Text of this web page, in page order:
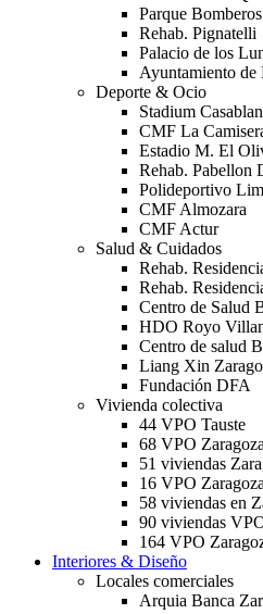
Parque
Rehab. Pignatelli
Palacio de los
Ayuntamiento de
Deporte & Ocio
Stadium
CMF La
Estadio M. El
Rehab. Pabellon
Polideportivo
CMF Almozara
CMF Actur
Salud & Cuidados
Rehab.
Rehab.
Centro de Salud
HDO Royo
Centro de salud
Liang Xin
Fundación DFA
Vivienda colectiva
44 VPO Tauste
68 VPO Zaragoza
51 viviendas
16 VPO Zaragoza
58 viviendas en
90 viviendas
164 VPO
Interiores & Diseño
Locales comerciales
Arquia Banca